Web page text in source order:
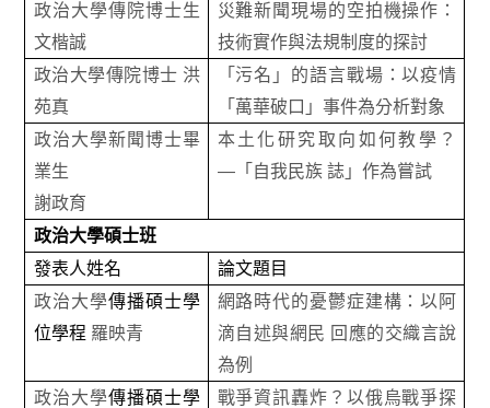
政治大學傳院博士生
文楷誠
災難新聞現場的空拍機操作：
技術實作與法規制度的探討
政治大學傳院博士 洪
苑真
「污名」的語言戰場：以疫情
「萬華破口」事件為分析對象
政治大學新聞博士畢
業生
謝政育
本土化研究取向如何教學？
―「自我民族 誌」作為嘗試
政治大學碩士班
發表人姓名
論文題目
政治大學傳播碩士學
位學程 羅映青
網路時代的憂鬱症建構：以阿
滴自述與網民 回應的交織言說
為例
政治大學傳播碩士學
戰爭資訊轟炸？以俄烏戰爭探